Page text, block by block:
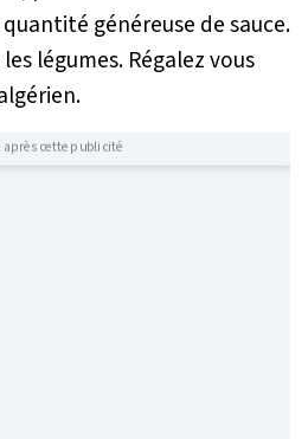
généreuse de sauce.
légumes. Régalez vous
après cette publicité